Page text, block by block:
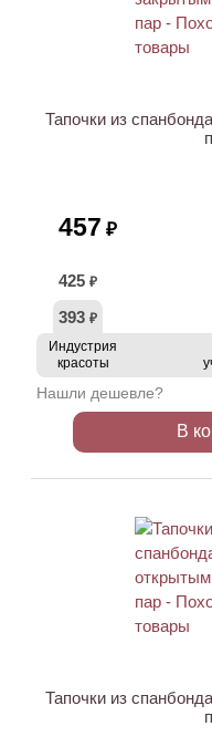
Тапочки из
457 ₽
425 ₽
393 ₽
Индустрия
красоты
Нашли дешевле?
В
Тапочки из